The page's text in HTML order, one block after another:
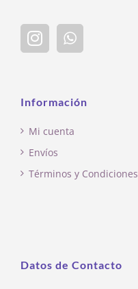
Información
Mi cuenta
Envíos
Términos y Condiciones
Datos de Contacto